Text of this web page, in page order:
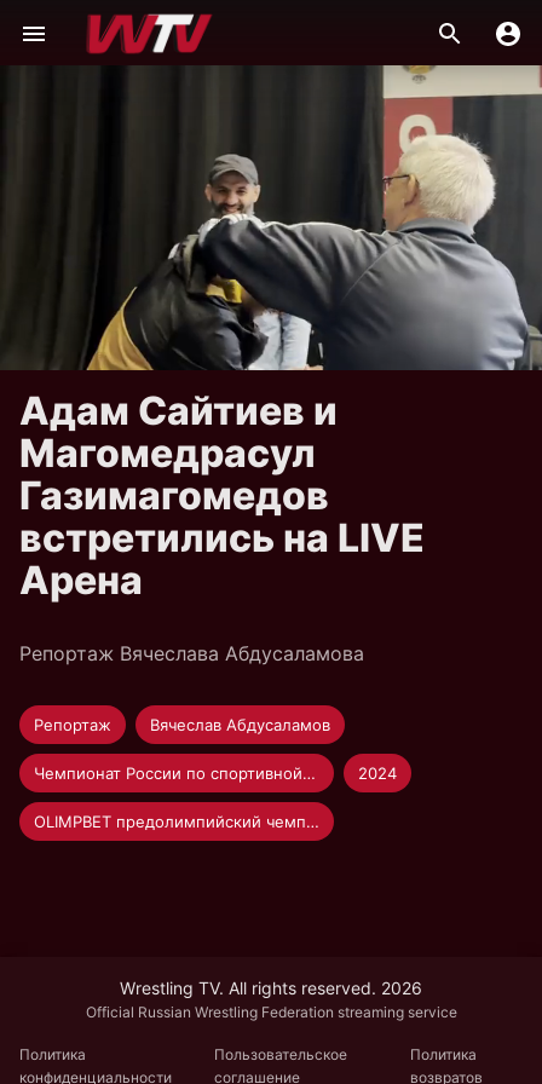
Адам Сайтиев и
Магомедрасул
Газимагомедов
встретились на LIVE
Арена
Репортаж Вячеслава Абдусаламова
Репортаж Вячеслав Абдусаламов
Чемпионат России по спортивной борьбе 2024
OLIMPBET предолимпийский чемпионат России по вольной борьбе 2024 | Москва 30.04-4.05.24
Wrestling TV. All rights reserved. 2026
Official Russian Wrestling Federation streaming service
Политика
конфиденциальности
Пользовательское
соглашение
Политика
возвратов